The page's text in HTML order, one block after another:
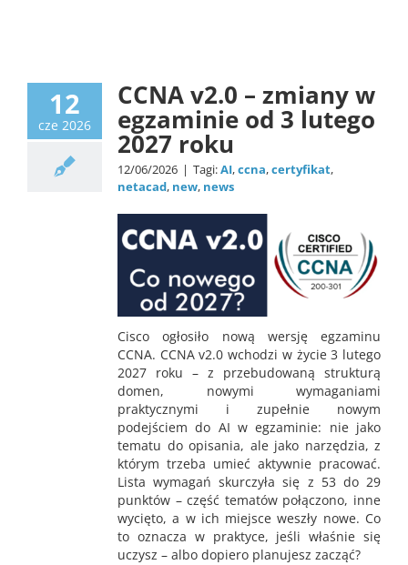
12
cze 2026
CCNA v2.0 – zmiany w
egzaminie od 3 lutego
2027 roku
12/06/2026 | Tagi:AI,ccna,certyfikat,
netacad, new, news
Cisco ogłosiło nową wersję egzaminu
CCNA. CCNA v2.0 wchodzi w życie 3 lutego
2027 roku – z przebudowaną strukturą
domen, nowymi wymaganiami
praktycznymi i zupełnie nowym
podejściem do AI w egzaminie: nie jako
tematu do opisania, ale jako narzędzia, z
którym trzeba umieć aktywnie pracować.
Lista wymagań skurczyła się z 53 do 29
punktów – część tematów połączono, inne
wycięto, a w ich miejsce weszły nowe. Co
to oznacza w praktyce, jeśli właśnie się
uczysz – albo dopiero planujesz zacząć?